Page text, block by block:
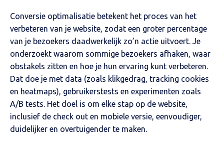
Conversie optimalisatie betekent het proces van het
verbeteren van je website, zodat een groter percentage
van je bezoekers daadwerkelijk zo’n actie uitvoert. Je
onderzoekt waarom sommige bezoekers afhaken, waar
obstakels zitten en hoe je hun ervaring kunt verbeteren.
Dat doe je met data (zoals klikgedrag, tracking cookies
en heatmaps), gebruikerstests en experimenten zoals
A/B tests. Het doel is om elke stap op de website,
inclusief de check out en mobiele versie, eenvoudiger,
duidelijker en overtuigender te maken.